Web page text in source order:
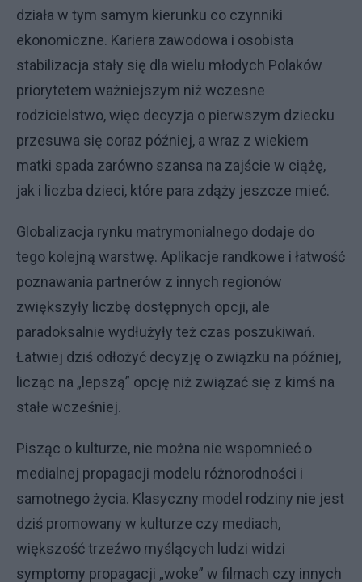
działa w tym samym kierunku co czynniki
ekonomiczne. Kariera zawodowa i osobista
stabilizacja stały się dla wielu młodych Polaków
priorytetem ważniejszym niż wczesne
rodzicielstwo, więc decyzja o pierwszym dziecku
przesuwa się coraz później, a wraz z wiekiem
matki spada zarówno szansa na zajście w ciążę,
jak i liczba dzieci, które para zdąży jeszcze mieć.
Globalizacja rynku matrymonialnego dodaje do
tego kolejną warstwę. Aplikacje randkowe i łatwość
poznawania partnerów z innych regionów
zwiększyły liczbę dostępnych opcji, ale
paradoksalnie wydłużyły też czas poszukiwań.
Łatwiej dziś odłożyć decyzję o związku na później,
licząc na „lepszą” opcję niż związać się z kimś na
stałe wcześniej.
Pisząc o kulturze, nie można nie wspomnieć o
medialnej propagacji modelu różnorodności i
samotnego życia. Klasyczny model rodziny nie jest
dziś promowany w kulturze czy mediach,
większość trzeźwo myślących ludzi widzi
symptomy propagacji „woke” w filmach czy innych